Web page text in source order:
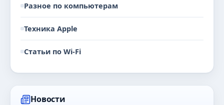
Разное по компьютерам
Техника Apple
Статьи по Wi-Fi
Новости